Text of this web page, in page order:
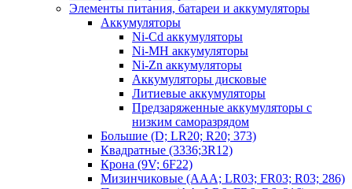
Элементы питания, батареи и аккумуляторы
Аккумуляторы
Ni-Cd аккумуляторы
Ni-MH аккумуляторы
Ni-Zn аккумуляторы
Аккумуляторы дисковые
Литиевые аккумуляторы
Предзаряженные аккумуляторы с
низким саморазрядом
Большие (D; LR20; R20; 373)
Квадратные (3336;3R12)
Крона (9V; 6F22)
Мизинчиковые (AAA; LR03; FR03; R03; 286)